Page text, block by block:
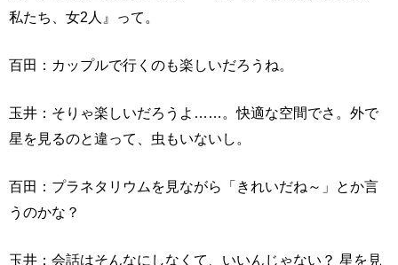
私たち、女2人』って。
百田：カップルで行くのも楽しいだろうね。
玉井：そりゃ楽しいだろうよ……。快適な空間でさ。外で
星を見るのと違って、虫もいないし。
百田：プラネタリウムを見ながら「きれいだね～」とか言
うのかな？
玉井：会話はそんなにしなくて、いいんじゃない？ 星を見